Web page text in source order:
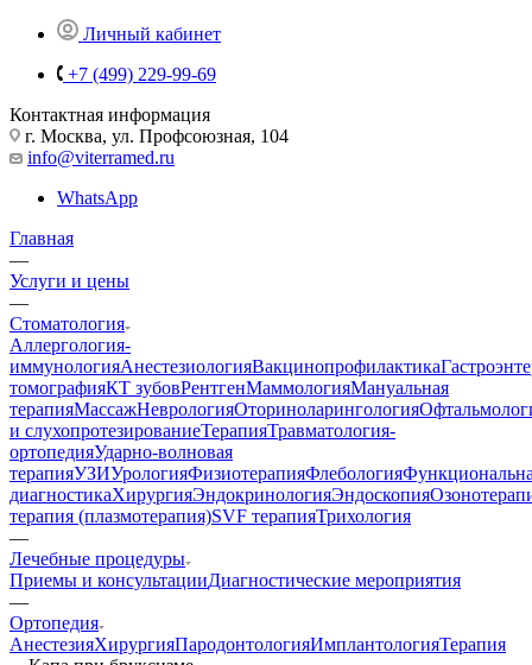
Личный кабинет
+7 (499) 229-99-69
Контактная информация
г. Москва, ул. Профсоюзная, 104
info@viterramed.ru
WhatsApp
Главная
—
Услуги и цены
—
Стоматология
Аллергология-
иммунологияАнестезиологияВакцинопрофилактика
томографияКТ зубовРентгенМаммологияМануальная
терапияМассажНеврологияОториноларингология
и слухопротезированиеТерапияТравматология-
ортопедияУдарно-волновая
терапияУЗИУрологияФизиотерапияФлебология
диагностикаХирургияЭндокринологияЭндоскопия
терапия (плазмотерапия)SVF терапияТрихология
—
Лечебные процедуры
Приемы и консультацииДиагностические мероприятия
—
Ортопедия
АнестезияХирургияПародонтологияИмплантологияТерапия